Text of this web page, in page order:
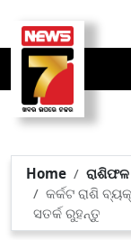
Home
ରାଶିଫଳ
କର୍କଟ ରାଶି
ସତର୍କ ରୁହନ୍ତୁ